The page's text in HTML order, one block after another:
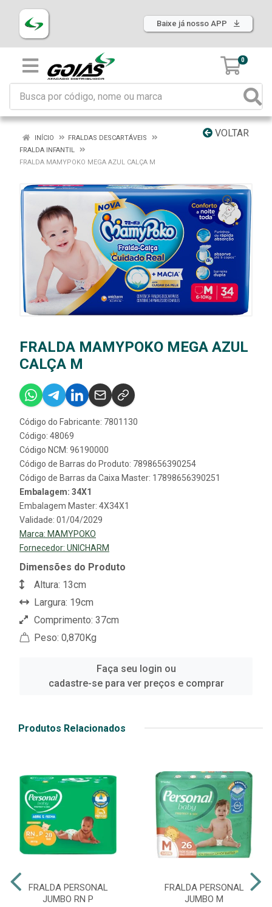
Baixe já nosso APP
0
VOLTAR
INÍCIO
FRALDAS DESCARTÁVEIS
FRALDA INFANTIL
FRALDA MAMYPOKO MEGA AZUL CALÇA M
FRALDA MAMYPOKO MEGA AZUL
CALÇA M
Código do Fabricante: 7801130
Código: 48069
Código NCM: 96190000
Código de Barras do Produto: 7898656390254
Código de Barras da Caixa Master: 17898656390251
Embalagem: 34X1
Embalagem Master: 4X34X1
Validade: 01/04/2029
Marca: MAMYPOKO
Fornecedor: UNICHARM
Dimensões do Produto
Altura: 13cm
Largura: 19cm
Comprimento: 37cm
Peso: 0,870Kg
Faça seu login ou
cadastre-se para ver preços e comprar
Produtos Relacionados
FRALDA PERSONAL
JUMBO RN P
FRALDA PERSONAL
JUMBO M